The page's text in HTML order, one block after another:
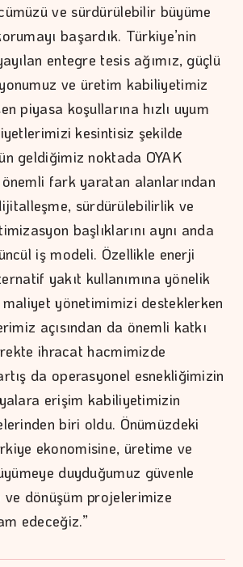
ve sürdürülebilir büyüme
başardık. Türkiye’nin
entegre tesis ağımız, güçlü
ve üretim kabiliyetimiz
piyasa koşullarına hızlı uyum
kesintisiz şekilde
geldiğimiz noktada OYAK
önemli fark yaratan alanlarından
sürdürülebilirlik ve
başlıklarını aynı anda
iş modeli. Özellikle enerji
yakıt kullanımına yönelik
maliyet yönetimimizi desteklerken
açısından da önemli katkı
ihracat hacmimizde
da operasyonel esnekliğimizin
erişim kabiliyetimizin
biri oldu. Önümüzdeki
ekonomisine, üretime ve
duyduğumuz güvenle
ve dönüşüm projelerimize
edeceğiz.”